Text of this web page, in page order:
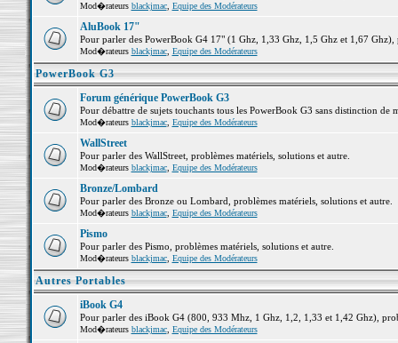
Mod�rateurs blackjmac, Equipe des Modérateurs
AluBook 17"
Pour parler des PowerBook G4 17" (1 Ghz, 1,33 Ghz, 1,5 Ghz et 1,67 Ghz),
Mod�rateurs blackjmac, Equipe des Modérateurs
PowerBook G3
Forum générique PowerBook G3
Pour débattre de sujets touchants tous les PowerBook G3 sans distinction de
Mod�rateurs blackjmac, Equipe des Modérateurs
WallStreet
Pour parler des WallStreet, problèmes matériels, solutions et autre.
Mod�rateurs blackjmac, Equipe des Modérateurs
Bronze/Lombard
Pour parler des Bronze ou Lombard, problèmes matériels, solutions et autre.
Mod�rateurs blackjmac, Equipe des Modérateurs
Pismo
Pour parler des Pismo, problèmes matériels, solutions et autre.
Mod�rateurs blackjmac, Equipe des Modérateurs
Autres Portables
iBook G4
Pour parler des iBook G4 (800, 933 Mhz, 1 Ghz, 1,2, 1,33 et 1,42 Ghz),
Mod�rateurs blackjmac, Equipe des Modérateurs